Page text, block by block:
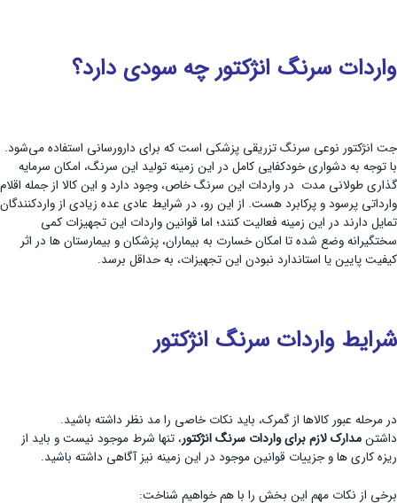
واردات سرنگ انژکتور چه سودی دارد؟
جت انژکتور نوعی سرنگ تزریقی پزشکی است که برای دارورسانی استفاده می‌شود.
با توجه به دشواری خودکفایی کامل در این زمینه تولید این سرنگ، امکان سرمایه
گذاری طولانی مدت در واردات این سرنگ خاص، وجود دارد و این کالا از جمله اقلام
وارداتی پرسود و پرکابرد هست. از این رو، در شرایط عادی عده زیادی از واردکنندگان
تمایل دارند در این زمینه فعالیت کنند؛ اما قوانین واردات این تجهیزات کمی
سختگیرانه وضع شده تا امکان خسارت به بیماران، پزشکان و بیمارستان ها در اثر
کیفیت پایین یا استاندارد نبودن این تجهیزات، به حداقل برسد.
شرایط واردات سرنگ انژکتور
در مرحله عبور کالاها از گمرک، باید نکات خاصی را مد نظر داشته باشید.
داشتنمدارک لازم برای واردات سرنگ انژکتور، تنها شرط موجود نیست و باید از
ریزه کاری ها و جزییات قوانین موجود در این زمینه نیز آگاهی داشته باشید.
برخی از نکات مهم این بخش را با هم خواهیم شناخت: